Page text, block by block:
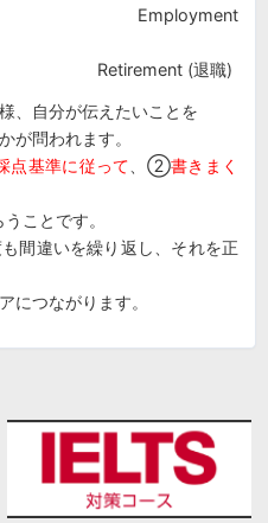
ジー) Employment
(退職)
、自分が伝えたいことを
が問われます。
点基準に従って 、②書きまく
ことです。
間違いを繰り返し、それを正
につながります。